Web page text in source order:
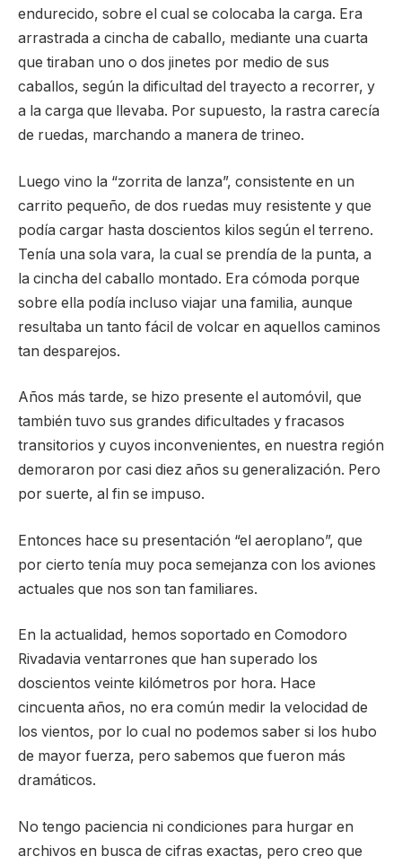
endurecido, sobre el cual se colocaba la carga. Era
arrastrada a cincha de caballo, mediante una cuarta
que tiraban uno o dos jinetes por medio de sus
caballos, según la dificultad del trayecto a recorrer, y
a la carga que llevaba. Por supuesto, la rastra carecía
de ruedas, marchando a manera de trineo.
Luego vino la “zorrita de lanza”, consistente en un
carrito pequeño, de dos ruedas muy resistente y que
podía cargar hasta doscientos kilos según el terreno.
Tenía una sola vara, la cual se prendía de la punta, a
la cincha del caballo montado. Era cómoda porque
sobre ella podía incluso viajar una familia, aunque
resultaba un tanto fácil de volcar en aquellos caminos
tan desparejos.
Años más tarde, se hizo presente el automóvil, que
también tuvo sus grandes dificultades y fracasos
transitorios y cuyos inconvenientes, en nuestra región
demoraron por casi diez años su generalización. Pero
por suerte, al fin se impuso.
Entonces hace su presentación “el aeroplano”, que
por cierto tenía muy poca semejanza con los aviones
actuales que nos son tan familiares.
En la actualidad, hemos soportado en Comodoro
Rivadavia ventarrones que han superado los
doscientos veinte kilómetros por hora. Hace
cincuenta años, no era común medir la velocidad de
los vientos, por lo cual no podemos saber si los hubo
de mayor fuerza, pero sabemos que fueron más
dramáticos.
No tengo paciencia ni condiciones para hurgar en
archivos en busca de cifras exactas, pero creo que